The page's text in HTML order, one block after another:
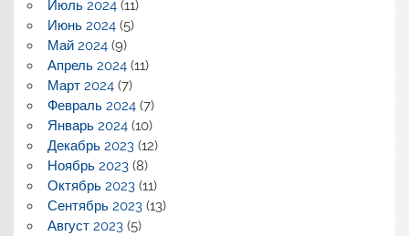
Июль 2024(11)
Июнь 2024(5)
Май 2024(9)
Апрель 2024(11)
Март 2024(7)
Февраль 2024(7)
Январь 2024(10)
Декабрь 2023(12)
Ноябрь 2023(8)
Октябрь 2023(11)
Сентябрь 2023(13)
Август 2023(5)